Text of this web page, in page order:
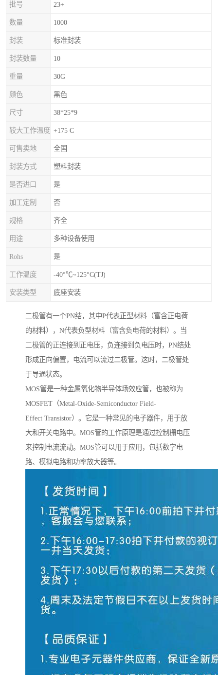
批号 23+
数量 1000
封装 标准封装
封装数量 10
重量 30G
颜色 黑色
尺寸 38*25*9
较大工作温度 +175 C
可售卖地 全国
封装方式 塑料封装
是否进口 是
加工定制 否
规格 齐全
用途 多种设备使用
Rohs 是
工作温度 -40°℃~125°C(TJ)
安装类型 底座安装
二极管有一个PN结，其中P代表正型材料（富含正电荷
的材料），N代表负型材料（富含负电荷的材料）。当
二极管的正连接到正电压，负连接到负电压时，PN结处
形成正向偏置，电流可以流过二极管。这时，二极管处
于导通状态。
MOS管是一种金属氧化物半导体场效应管，也被称为
MOSFET（Metal-Oxide-Semiconductor Field-
Effect Transistor）。它是一种常见的电子器件，用于放
大和开关电路中。MOS管的工作原理是通过控制栅电压
来控制电流流动。MOS管可以用于应用，包括数字电
路、模拟电路和功率放大器等。